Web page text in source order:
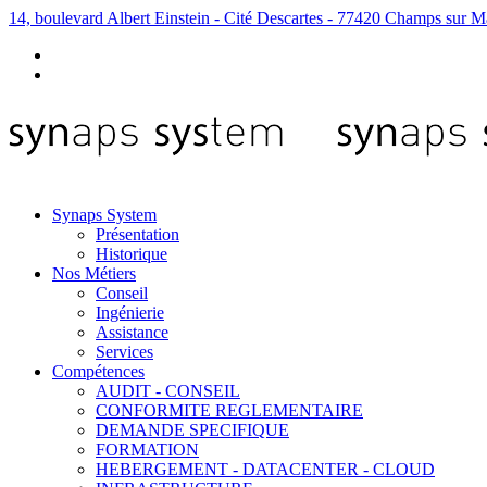
14, boulevard Albert Einstein - Cité Descartes - 77420 Champs sur
Synaps System
Présentation
Historique
Nos Métiers
Conseil
Ingénierie
Assistance
Services
Compétences
AUDIT - CONSEIL
CONFORMITE REGLEMENTAIRE
DEMANDE SPECIFIQUE
FORMATION
HEBERGEMENT - DATACENTER - CLOUD